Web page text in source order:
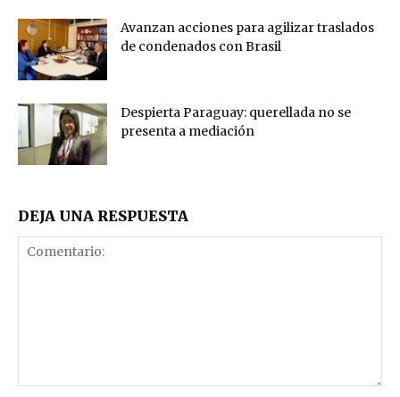
Avanzan acciones para agilizar traslados
de condenados con Brasil
Despierta Paraguay: querellada no se
presenta a mediación
DEJA UNA RESPUESTA